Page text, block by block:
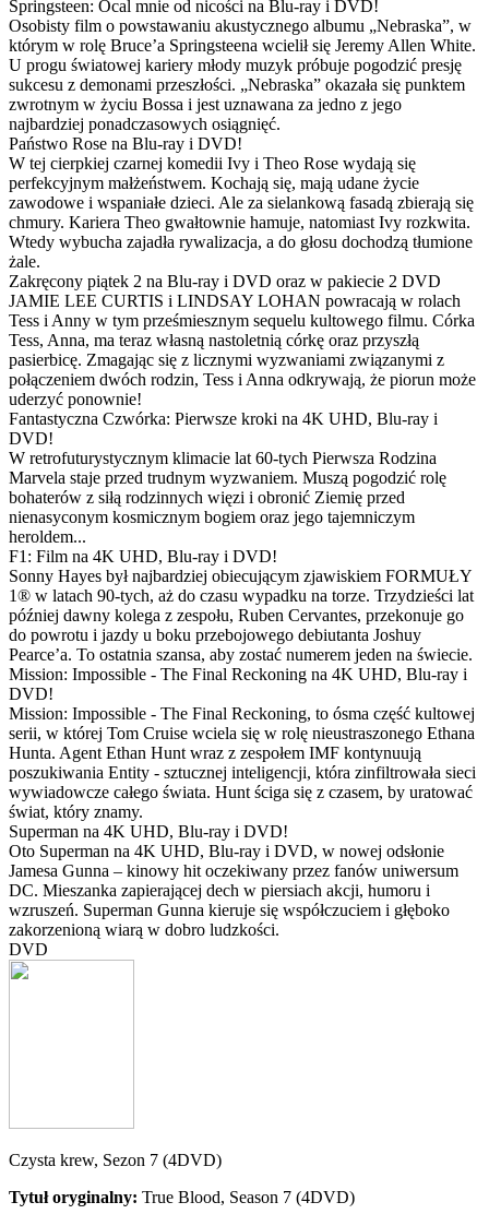
Springsteen: Ocal mnie od nicości na Blu-ray i DVD!
Osobisty film o powstawaniu akustycznego albumu „Nebraska”, w
którym w rolę Bruce’a Springsteena wcielił się Jeremy Allen White.
U progu światowej kariery młody muzyk próbuje pogodzić presję
sukcesu z demonami przeszłości. „Nebraska” okazała się punktem
zwrotnym w życiu Bossa i jest uznawana za jedno z jego
najbardziej ponadczasowych osiągnięć.
Państwo Rose na Blu-ray i DVD!
W tej cierpkiej czarnej komedii Ivy i Theo Rose wydają się
perfekcyjnym małżeństwem. Kochają się, mają udane życie
zawodowe i wspaniałe dzieci. Ale za sielankową fasadą zbierają się
chmury. Kariera Theo gwałtownie hamuje, natomiast Ivy rozkwita.
Wtedy wybucha zajadła rywalizacja, a do głosu dochodzą tłumione
żale.
Zakręcony piątek 2 na Blu-ray i DVD oraz w pakiecie 2 DVD
JAMIE LEE CURTIS i LINDSAY LOHAN powracają w rolach
Tess i Anny w tym prześmiesznym sequelu kultowego filmu. Córka
Tess, Anna, ma teraz własną nastoletnią córkę oraz przyszłą
pasierbicę. Zmagając się z licznymi wyzwaniami związanymi z
połączeniem dwóch rodzin, Tess i Anna odkrywają, że piorun może
uderzyć ponownie!
Fantastyczna Czwórka: Pierwsze kroki na 4K UHD, Blu-ray i
DVD!
W retrofuturystycznym klimacie lat 60-tych Pierwsza Rodzina
Marvela staje przed trudnym wyzwaniem. Muszą pogodzić rolę
bohaterów z siłą rodzinnych więzi i obronić Ziemię przed
nienasyconym kosmicznym bogiem oraz jego tajemniczym
heroldem...
F1: Film na 4K UHD, Blu-ray i DVD!
Sonny Hayes był najbardziej obiecującym zjawiskiem FORMUŁY
1® w latach 90-tych, aż do czasu wypadku na torze. Trzydzieści lat
później dawny kolega z zespołu, Ruben Cervantes, przekonuje go
do powrotu i jazdy u boku przebojowego debiutanta Joshuy
Pearce’a. To ostatnia szansa, aby zostać numerem jeden na świecie.
Mission: Impossible - The Final Reckoning na 4K UHD, Blu-ray i
DVD!
Mission: Impossible - The Final Reckoning, to ósma część kultowej
serii, w której Tom Cruise wciela się w rolę nieustraszonego Ethana
Hunta. Agent Ethan Hunt wraz z zespołem IMF kontynuują
poszukiwania Entity - sztucznej inteligencji, która zinfiltrowała sieci
wywiadowcze całego świata. Hunt ściga się z czasem, by uratować
świat, który znamy.
Superman na 4K UHD, Blu-ray i DVD!
Oto Superman na 4K UHD, Blu-ray i DVD, w nowej odsłonie
Jamesa Gunna – kinowy hit oczekiwany przez fanów uniwersum
DC. Mieszanka zapierającej dech w piersiach akcji, humoru i
wzruszeń. Superman Gunna kieruje się współczuciem i głęboko
zakorzenioną wiarą w dobro ludzkości.
DVD
Czysta krew, Sezon 7 (4DVD)
Tytuł oryginalny: True Blood, Season 7 (4DVD)